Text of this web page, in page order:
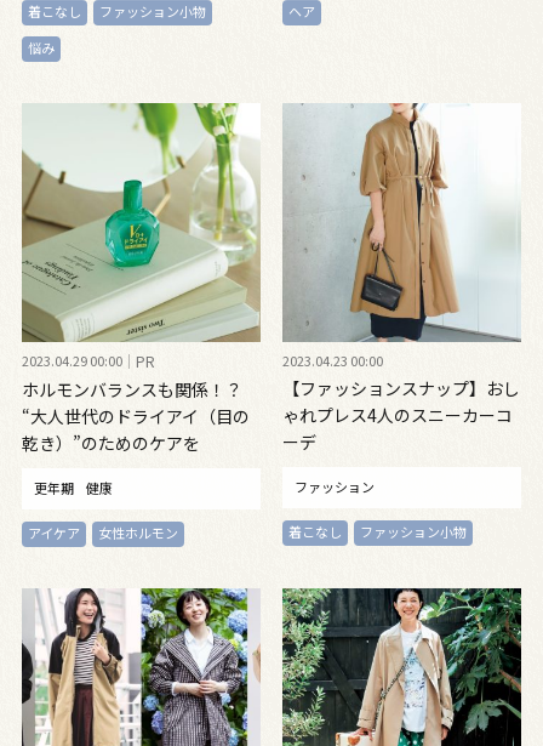
着こなし
ファッション小物
悩み
ヘア
2023.04.29 00:00 PR
ホルモンバランスも関係！？
“大人世代のドライアイ（目の
乾き）”のためのケアを
更年期 健康
アイケア 女性ホルモン
2023.04.23 00:00
【ファッションスナップ】おし
ゃれプレス4人のスニーカーコ
ーデ
ファッション
着こなし ファッション小物